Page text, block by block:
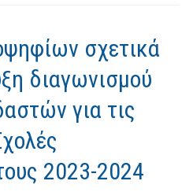
σχετικά
διαγωνισμού
για τις
2023-2024